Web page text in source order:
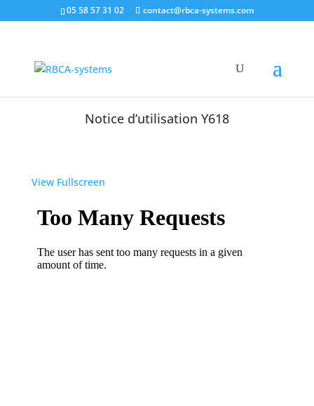
05 58 57 31 02 contact@rbca-systems.com
Notice d’utilisation Y618
View Fullscreen
au
contenu
PDF